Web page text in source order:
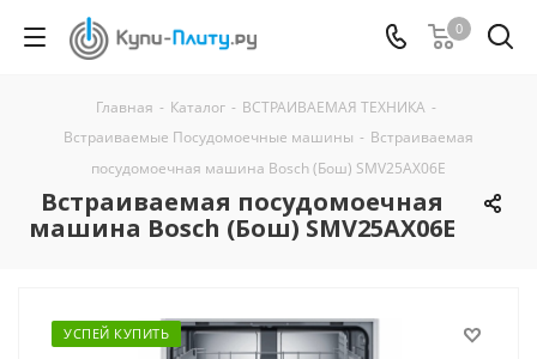
0
Главная - Каталог - ВСТРАИВАЕМАЯ ТЕХНИКА -
Встраиваемые Посудомоечные машины - Встраиваемая
посудомоечная машина Bosch (Бош) SMV25AX06E
Встраиваемая посудомоечная
машина Bosch (Бош) SMV25AX06E
УСПЕЙ КУПИТЬ